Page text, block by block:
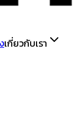
เกี่ยวกับเรา